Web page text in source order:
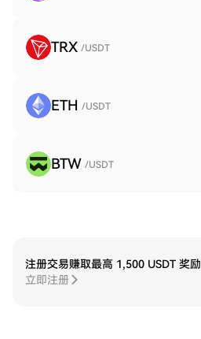
TRX /USDT
ETH /USDT
BTW /USDT
注册交易赚取最高 1,500 USDT 奖励
立即注册